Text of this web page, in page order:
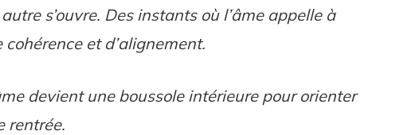
s’ouvre. Des instants où l’âme appelle à
et d’alignement.
devient une boussole intérieure pour orienter
rentrée.